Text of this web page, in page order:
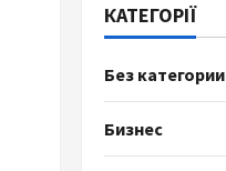
КАТЕГОРІЇ
Без категории
Бизнес